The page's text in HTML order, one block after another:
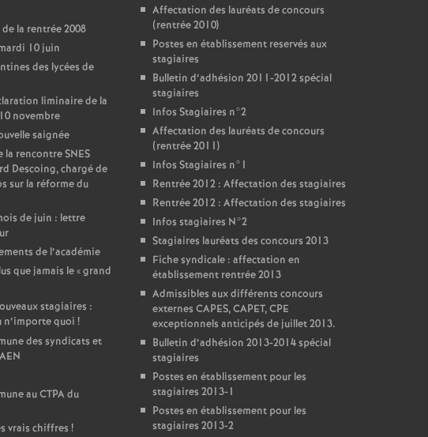
la rentrée 2008
10 juin
des lycées de
liminaire de la
novembre
saignée
rencontre SNES
Descoing, chargé de
sur la réforme du
de juin : lettre
de l’académie
que jamais le «grand
stagiaires :
n’importe quoi !
des syndicats et
au CTPA du
vrais chiffres !
Affectation des lauréats de concours
(rentrée 2010)
Postes en établissement reservés aux
stagiaires
Bulletin d’adhésion 2011-2012 spécial
stagiaires
Infos Stagiaires n°2
Affectation des lauréats de concours
(rentrée 2011)
Infos Stagiaires n°1
Rentrée 2012 : Affectation des stagiaires
Rentrée 2012 : Affectation des stagiaires
Infos stagiaires N°2
Stagiaires lauréats des concours 2013
Fiche syndicale : affectation en
établissement rentrée 2013
Admissibles aux différents concours
externes CAPES, CAPET, CPE
exceptionnels anticipés de juillet 2013.
Bulletin d’adhésion 2013-2014 spécial
stagiaires
Postes en établissement pour les
stagiaires 2013-1
Postes en établissement pour les
stagiaires 2013-2